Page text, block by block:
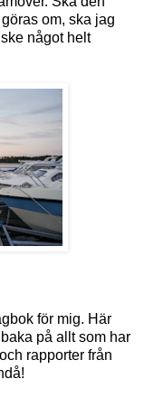
om, ska jag
något helt
för mig. Här
på allt som har
rapporter från